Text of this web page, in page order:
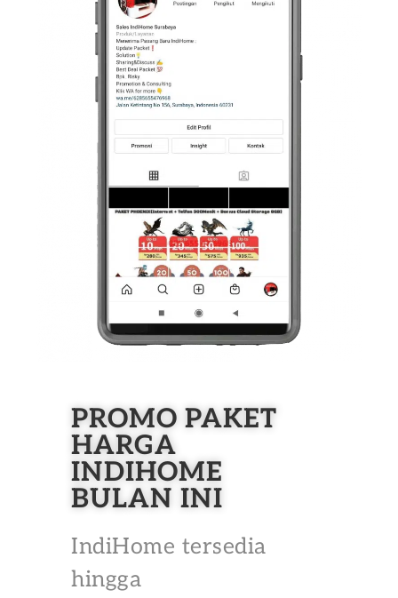
PROMO PAKET
HARGA
INDIHOME
BULAN INI
IndiHome tersedia
hingga